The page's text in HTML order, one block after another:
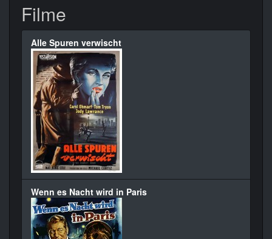
Filme
Alle Spuren verwischt
Wenn es Nacht wird in Paris